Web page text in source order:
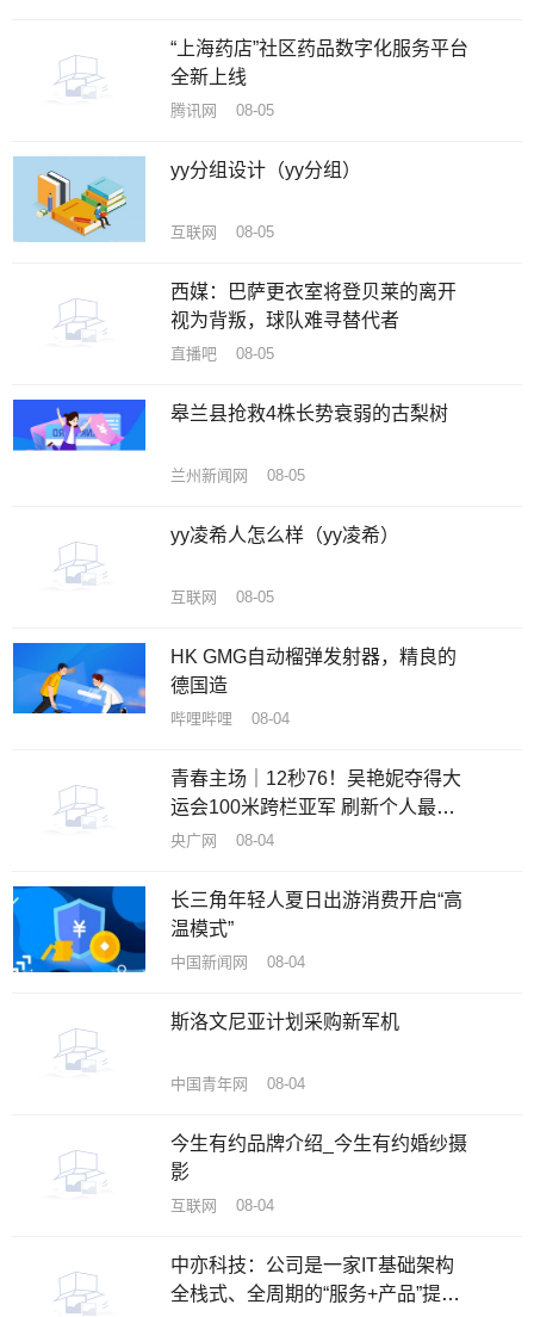
“上海药店”社区药品数字化服务平台
全新上线
腾讯网 08-05
yy分组设计（yy分组）
互联网 08-05
西媒：巴萨更衣室将登贝莱的离开
视为背叛，球队难寻替代者
直播吧 08-05
皋兰县抢救4株长势衰弱的古梨树
兰州新闻网 08-05
yy凌希人怎么样（yy凌希）
互联网 08-05
HK GMG自动榴弹发射器，精良的
德国造
哔哩哔哩 08-04
青春主场｜12秒76！吴艳妮夺得大
运会100米跨栏亚军 刷新个人最好
成绩
央广网 08-04
长三角年轻人夏日出游消费开启“高
温模式”
中国新闻网 08-04
斯洛文尼亚计划采购新军机
中国青年网 08-04
今生有约品牌介绍_今生有约婚纱摄
影
互联网 08-04
中亦科技：公司是一家IT基础架构
全栈式、全周期的“服务+产品”提供